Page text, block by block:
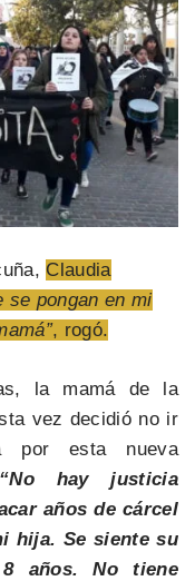
Claudia
se pongan en mi
, rogó.
la mamá de la
vez decidió no ir
por esta nueva
“No hay justicia
años de cárcel
hija. Se siente su
años. No tiene